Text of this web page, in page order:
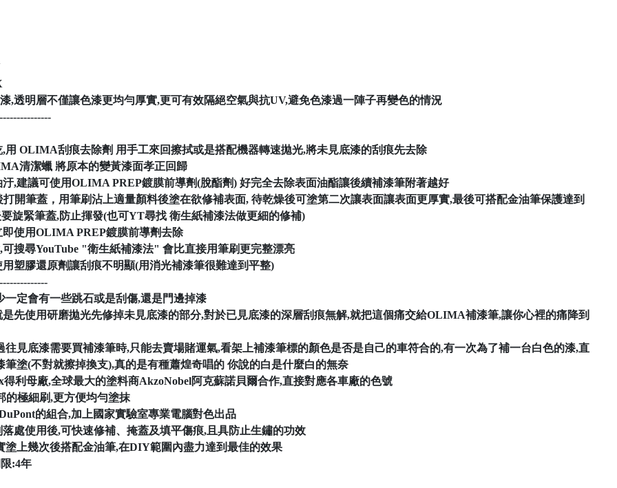
,透明層不僅讓色漆更均勻厚實,更可有效隔絕空氣與抗UV,避免色漆過一陣子再變色的情況
用 OLIMA刮痕去除劑 用手工來回擦拭或是搭配機器轉速拋光,將未見底漆的刮痕先去除
清潔蠟 將原本的變黃漆面孝正回歸
,建議可使用OLIMA PREP鍍膜前導劑(脫酯劑) 好完全去除表面油酯讓後續補漆筆附著越好
開筆蓋，用筆刷沾上適量顏料後塗在欲修補表面, 待乾燥後可塗第二次讓表面讓表面更厚實,最後可搭配金油筆保護達到
旋緊筆蓋,防止揮發(也可YT尋找 衛生紙補漆法做更細的修補)
使用OLIMA PREP鍍膜前導劑去除
搜尋YouTube "衛生紙補漆法" 會比直接用筆刷更完整漂亮
塑膠還原劑讓刮痕不明顯(用消光補漆筆很難達到平整)
一定會有一些跳石或是刮傷,還是門邊掉漆
先使用研磨拋光先修掉未見底漆的部分,對於已見底漆的深層刮痕無解,就把這個痛交給OLIMA補漆筆,讓你心裡的痛降到
往見底漆需要買補漆筆時,只能去賣場賭運氣,看架上補漆筆標的顏色是否是自己的車符合的,有一次為了補一台白色的漆,直
筆塗(不對就擦掉換支),真的是有種蕭煌奇唱的 你說的白是什麼白的無奈
利母廠,全球最大的塗料商AkzoNobel阿克蘇諾貝爾合作,直接對應各車廠的色號
的極細刷,更方便均勻塗抹
的組合,加上國家實驗室專業電腦對色出品
處使用後,可快速修補、掩蓋及填平傷痕,且具防止生鏽的功效
塗上幾次後搭配金油筆,在DIY範圍內盡力達到最佳的效果
:4年